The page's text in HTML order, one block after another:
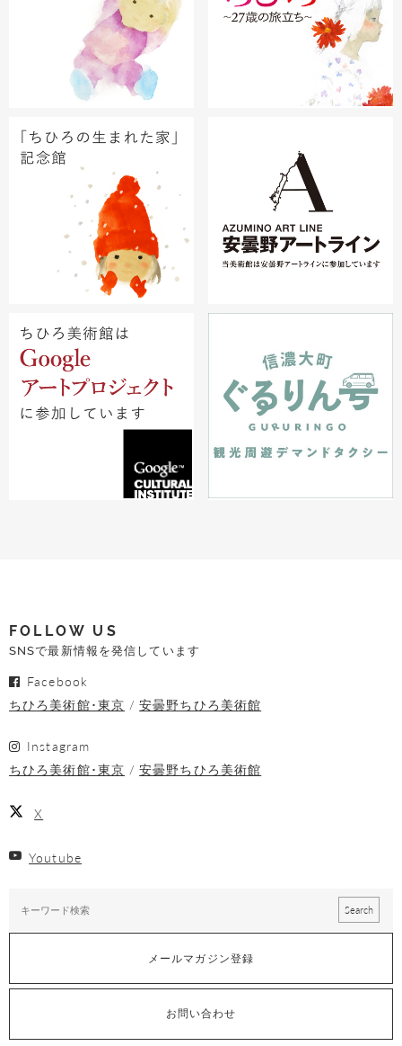
FOLLOW US
SNSで最新情報を発信しています
Facebook
ちひろ美術館･東京
安曇野ちひろ美術館
Instagram
ちひろ美術館･東京
安曇野ちひろ美術館
X
Youtube
メールマガジン登録
お問い合わせ